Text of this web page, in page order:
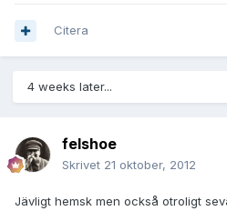
Citera
4 weeks later...
felshoe
Skrivet 21 oktober, 2012
Jävligt hemsk men också otroligt